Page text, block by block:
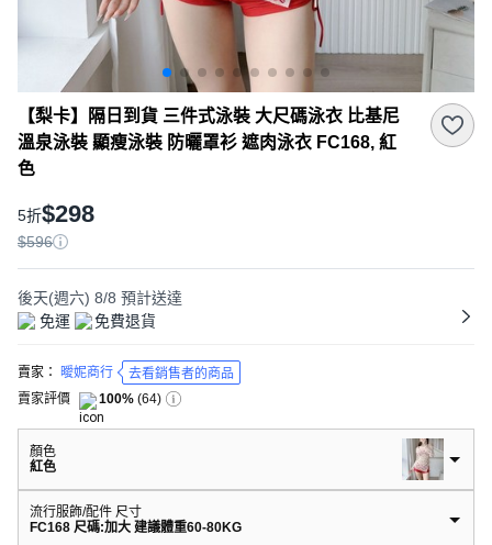
【梨卡】隔日到貨 三件式泳裝 大尺碼泳衣 比基尼
溫泉泳裝 顯瘦泳裝 防曬罩衫 遮肉泳衣 FC168, 紅
色
5折$298
$596
後天(週六) 8/8 預計送達
免運
免費退貨
賣家： 曖妮商行
去看銷售者的商品
賣家評價
100% (64)
顏色
紅色
流行服飾/配件 尺寸
FC168 尺碼:加大 建議體重60-80KG